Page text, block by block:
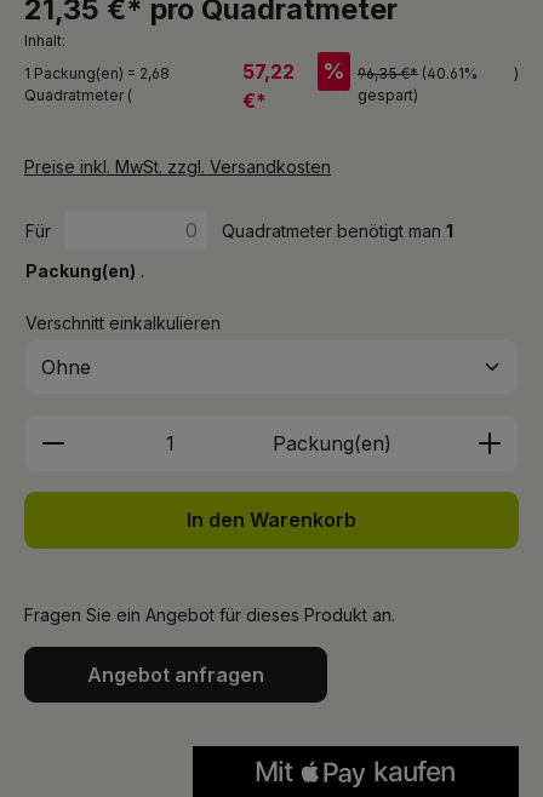
21,35 €* pro Quadratmeter
Inhalt:
1 Packung(en) = 2,68
Quadratmeter (
57,22
€*
% 96,35 €* (40.61%
gespart)
)
Preise inkl. MwSt. zzgl. Versandkosten
Für Quadratmeter benötigt man 1
Packung(en) .
Verschnitt einkalkulieren
Produkt Anzahl: Gib den
Packung(en)
In den Warenkorb
Fragen Sie ein Angebot für dieses Produkt an.
Angebot anfragen